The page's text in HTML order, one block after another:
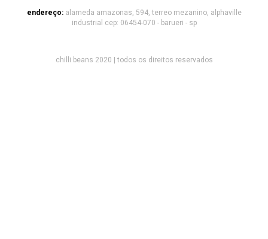
endereço: alameda amazonas, 594, terreo mezanino, alphaville
industrial cep: 06454-070 - barueri - sp
chilli beans 2020 | todos os direitos reservados